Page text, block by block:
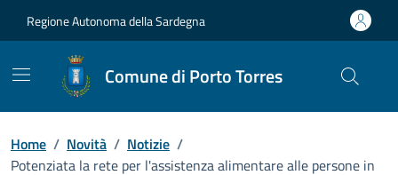
Regione Autonoma della Sardegna
Comune di Porto Torres
Home / Novità / Notizie /
Potenziata la rete per l'assistenza alimentare alle persone in